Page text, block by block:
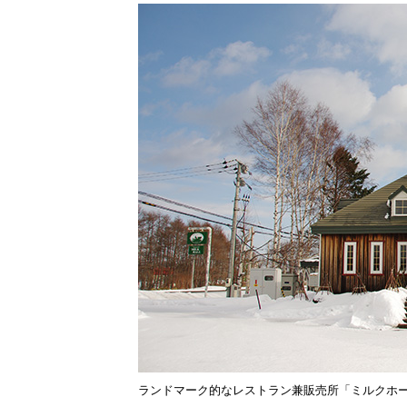
ランドマーク的なレストラン兼販売所「ミルクホ